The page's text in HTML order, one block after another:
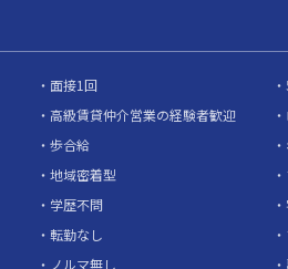
面接1回
高級賃貸仲介営業の経験者歓迎
歩合給
地域密着型
学歴不問
転勤なし
ノルマ無し